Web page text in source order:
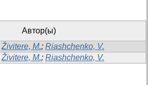
Автор(ы)
Živitere, M.; Riashchenko, V.
Živitere, M.; Riashchenko, V.